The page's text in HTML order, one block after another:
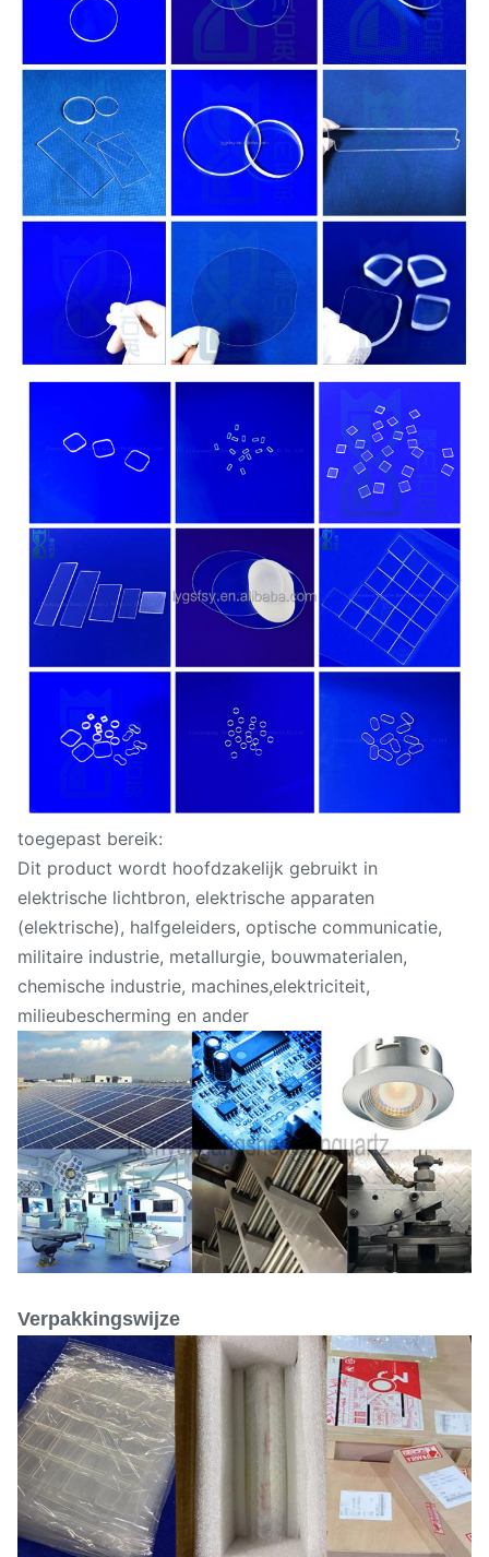
toegepast bereik:
Dit product wordt hoofdzakelijk gebruikt in
elektrische lichtbron, elektrische apparaten
(elektrische), halfgeleiders, optische communicatie,
militaire industrie, metallurgie, bouwmaterialen,
chemische industrie, machines,elektriciteit,
milieubescherming en ander
Verpakkingswijze